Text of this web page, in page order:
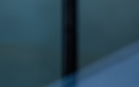
Kos Paris®, Nougatine Paris®, OPI®).
todas nuestras gamas de productos en
(no residentes) deben reservar un